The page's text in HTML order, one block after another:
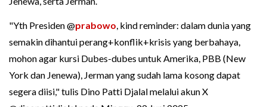
"Yth Presiden @prabowo, kind reminder: dalam dunia yang
semakin dihantui perang+konflik+krisis yang berbahaya,
mohon agar kursi Dubes-dubes untuk Amerika, PBB (New
York dan Jenewa), Jerman yang sudah lama kosong dapat
segera diisi," tulis Dino Patti Djalal melalui akun X